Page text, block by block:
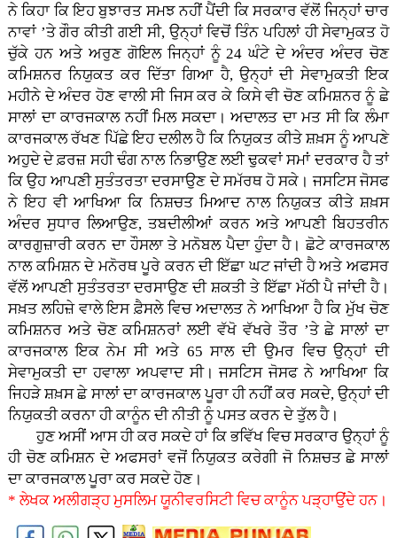
ਨੇ ਕਿਹਾ ਕਿ ਇਹ ਬੁਝਾਰਤ ਸਮਝ ਨਹੀਂ ਪੈਂਦੀ ਕਿ ਸਰਕਾਰ ਵੱਲੋਂ ਜਿਨ੍ਹਾਂ ਚਾਰ
ਨਾਵਾਂ ’ਤੇ ਗੌਰ ਕੀਤੀ ਗਈ ਸੀ, ਉਨ੍ਹਾਂ ਵਿਚੋਂ ਤਿੰਨ ਪਹਿਲਾਂ ਹੀ ਸੇਵਾਮੁਕਤ ਹੋ
ਚੁੱਕੇ ਹਨ ਅਤੇ ਅਰੁਣ ਗੋਇਲ ਜਿਨ੍ਹਾਂ ਨੂੰ 24 ਘੰਟੇ ਦੇ ਅੰਦਰ ਅੰਦਰ ਚੋਣ
ਕਮਿਸ਼ਨਰ ਨਿਯੁਕਤ ਕਰ ਦਿੱਤਾ ਗਿਆ ਹੈ, ਉਨ੍ਹਾਂ ਦੀ ਸੇਵਾਮੁਕਤੀ ਇਕ
ਮਹੀਨੇ ਦੇ ਅੰਦਰ ਹੋਣ ਵਾਲੀ ਸੀ ਜਿਸ ਕਰ ਕੇ ਕਿਸੇ ਵੀ ਚੋਣ ਕਮਿਸ਼ਨਰ ਨੂੰ ਛੇ
ਸਾਲਾਂ ਦਾ ਕਾਰਜਕਾਲ ਨਹੀਂ ਮਿਲ ਸਕਦਾ। ਅਦਾਲਤ ਦਾ ਮਤ ਸੀ ਕਿ ਲੰਮਾ
ਕਾਰਜਕਾਲ ਰੱਖਣ ਪਿੱਛੇ ਇਹ ਦਲੀਲ ਹੈ ਕਿ ਨਿਯੁਕਤ ਕੀਤੇ ਸ਼ਖ਼ਸ ਨੂੰ ਆਪਣੇ
ਅਹੁਦੇ ਦੇ ਫ਼ਰਜ਼ ਸਹੀ ਢੰਗ ਨਾਲ ਨਿਭਾਉਣ ਲਈ ਢੁਕਵਾਂ ਸਮਾਂ ਦਰਕਾਰ ਹੈ ਤਾਂ
ਕਿ ਉਹ ਆਪਣੀ ਸੁਤੰਤਰਤਾ ਦਰਸਾਉਣ ਦੇ ਸਮੱਰਥ ਹੋ ਸਕੇ। ਜਸਟਿਸ ਜੋਸਫ
ਨੇ ਇਹ ਵੀ ਆਖਿਆ ਕਿ ਨਿਸ਼ਚਤ ਮਿਆਦ ਨਾਲ ਨਿਯੁਕਤ ਕੀਤੇ ਸ਼ਖ਼ਸ
ਅੰਦਰ ਸੁਧਾਰ ਲਿਆਉਣ, ਤਬਦੀਲੀਆਂ ਕਰਨ ਅਤੇ ਆਪਣੀ ਬਿਹਤਰੀਨ
ਕਾਰਗੁਜ਼ਾਰੀ ਕਰਨ ਦਾ ਹੌਸਲਾ ਤੇ ਮਨੋਬਲ ਪੈਦਾ ਹੁੰਦਾ ਹੈ। ਛੋਟੇ ਕਾਰਜਕਾਲ
ਨਾਲ ਕਮਿਸ਼ਨ ਦੇ ਮਨੋਰਥ ਪੂਰੇ ਕਰਨ ਦੀ ਇੱਛਾ ਘਟ ਜਾਂਦੀ ਹੈ ਅਤੇ ਅਫਸਰ
ਵੱਲੋਂ ਆਪਣੀ ਸੁਤੰਤਰਤਾ ਦਰਸਾਉਣ ਦੀ ਸ਼ਕਤੀ ਤੇ ਇੱਛਾ ਮੱਠੀ ਪੈ ਜਾਂਦੀ ਹੈ।
ਸਖ਼ਤ ਲਹਿਜ਼ੇ ਵਾਲੇ ਇਸ ਫ਼ੈਸਲੇ ਵਿਚ ਅਦਾਲਤ ਨੇ ਆਖਿਆ ਹੈ ਕਿ ਮੁੱਖ ਚੋਣ
ਕਮਿਸ਼ਨਰ ਅਤੇ ਚੋਣ ਕਮਿਸ਼ਨਰਾਂ ਲਈ ਵੱਖੋ ਵੱਖਰੇ ਤੌਰ ’ਤੇ ਛੇ ਸਾਲਾਂ ਦਾ
ਕਾਰਜਕਾਲ ਇਕ ਨੇਮ ਸੀ ਅਤੇ 65 ਸਾਲ ਦੀ ਉਮਰ ਵਿਚ ਉਨ੍ਹਾਂ ਦੀ
ਸੇਵਾਮੁਕਤੀ ਦਾ ਹਵਾਲਾ ਅਪਵਾਦ ਸੀ। ਜਸਟਿਸ ਜੋਸਫ ਨੇ ਆਖਿਆ ਕਿ
ਜਿਹੜੇ ਸ਼ਖ਼ਸ ਛੇ ਸਾਲਾਂ ਦਾ ਕਾਰਜਕਾਲ ਪੂਰਾ ਹੀ ਨਹੀਂ ਕਰ ਸਕਦੇ, ਉਨ੍ਹਾਂ ਦੀ
ਨਿਯੁਕਤੀ ਕਰਨਾ ਹੀ ਕਾਨੂੰਨ ਦੀ ਨੀਤੀ ਨੂੰ ਪਸਤ ਕਰਨ ਦੇ ਤੁੱਲ ਹੈ।
ਹੁਣ ਅਸੀਂ ਆਸ ਹੀ ਕਰ ਸਕਦੇ ਹਾਂ ਕਿ ਭਵਿੱਖ ਵਿਚ ਸਰਕਾਰ ਉਨ੍ਹਾਂ ਨੂੰ
ਹੀ ਚੋਣ ਕਮਿਸ਼ਨ ਦੇ ਅਫਸਰਾਂ ਵਜੋਂ ਨਿਯੁਕਤ ਕਰੇਗੀ ਜੋ ਨਿਸ਼ਚਤ ਛੇ ਸਾਲਾਂ
ਦਾ ਕਾਰਜਕਾਲ ਪੂਰਾ ਕਰ ਸਕਦੇ ਹੋਣ।
* ਲੇਖਕ ਅਲੀਗੜ੍ਹ ਮੁਸਲਿਮ ਯੂਨੀਵਰਸਿਟੀ ਵਿਚ ਕਾਨੂੰਨ ਪੜ੍ਹਾਉਂਦੇ ਹਨ।